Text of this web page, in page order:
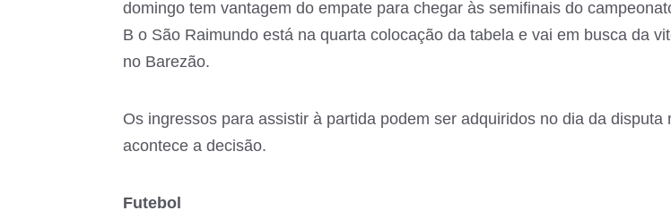
domingo tem vantagem do empate para chegar às semifinais do
B o São Raimundo está na quarta colocação da tabela e vai em busca da
no Barezão.
Os ingressos para assistir à partida podem ser adquiridos no dia da disputa
acontece a decisão.
Futebol